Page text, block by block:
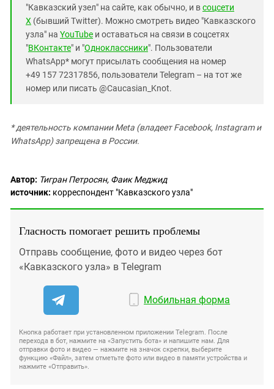
"Кавказский узел" на сайте, как обычно, и всоцсети
X (бывший Twitter). Можно смотреть видео "Кавказского
узла" на YouTube и оставаться на связи в соцсетях
"ВКонтакте" и "Одноклассники". Пользователи
WhatsApp* могут присылать сообщения на номер
+49 157 72317856, пользователи Telegram – на тот же
номер или писать @Caucasian_Knot.
* деятельность компании Meta (владеет Facebook, Instagram и
WhatsApp) запрещена в России.
Автор: Тигран Петросян, Фаик Меджид
источник: корреспондент "Кавказского узла"
Гласность помогает решить проблемы
Отправь сообщение, фото и видео через бот
«Кавказского узла» в Telegram
Мобильная форма
Кнопка работает при установленном приложении Telegram. После
перехода в бот, нажмите на «Запустить бота» и напишите нам. Для
отправки фото и видео — нажмите на значок скрепки, выберите
функцию «Файл», затем отметьте фото или видео в памяти устройства и
нажмите «Отправить».